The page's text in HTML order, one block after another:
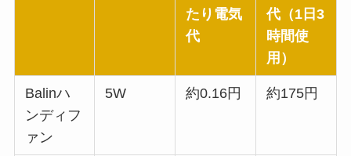
たり電気
代
代（1日3
時間使
用）
Balinハ
ンディフ
ァン
5W 約0.16円 約175円